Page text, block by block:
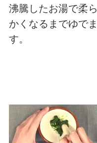
沸騰したお湯で柔ら
かくなるまでゆでま
す。